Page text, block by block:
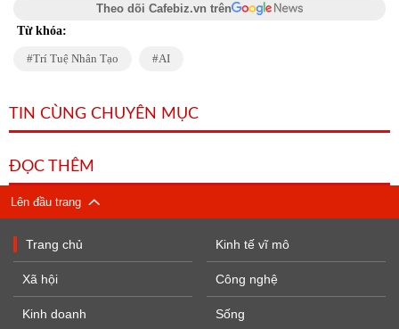
Theo dõi Cafebiz.vn trên
Từ khóa:
Trí Tuệ Nhân Tạo AI
TIN CÙNG CHUYÊN MỤC
ĐỌC THÊM
Lên đầu trang
Trang chủ
Xã hội
Kinh doanh
Kinh tế vĩ mô
Công nghệ
Sống